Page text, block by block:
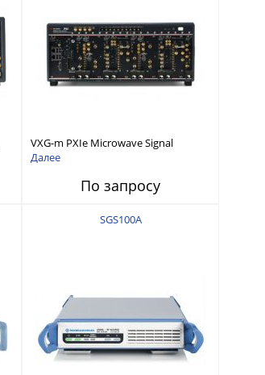
VXG-m PXIe Microwave Signal
Generator, 1 MHz – 44 GHz
Далее
По запросу
SGS100A